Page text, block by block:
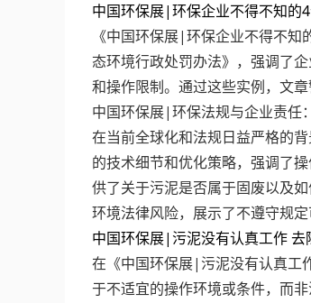
中国环保展|环保企业不得不知的
《中国环保展|环保企业不得不
态环境行政处罚办法》，强调了
和操作限制。通过这些实例，文
中国环保展|环保法规与企业责任
在当前全球化和法规日益严格的
的技术细节和优化策略，强调了
供了关于污泥是否属于固废以及
环境法律风险，展示了不遵守规
中国环保展|污泥没有认真工作 去
在《中国环保展|污泥没有认真工
于不适宜的操作环境或条件，而